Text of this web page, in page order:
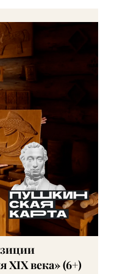
XIX века» (6+)